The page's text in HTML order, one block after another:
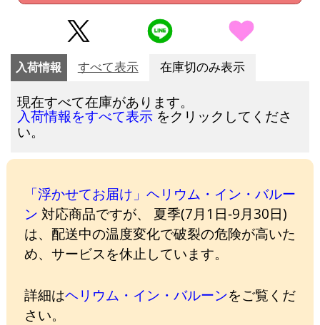
入荷情報 すべて表示 在庫切のみ表示
現在すべて在庫があります。
入荷情報をすべて表示 をクリックしてくださ
い。
「浮かせてお届け」ヘリウム・イン・バルー
ン 対応商品ですが、 夏季(7月1日-9月30日)
は、配送中の温度変化で破裂の危険が高いた
め、サービスを休止しています。
詳細はヘリウム・イン・バルーンをご覧くだ
さい。